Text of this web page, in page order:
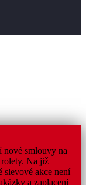
nové smlouvy na
Na již
slevové akce není
a zaplacení